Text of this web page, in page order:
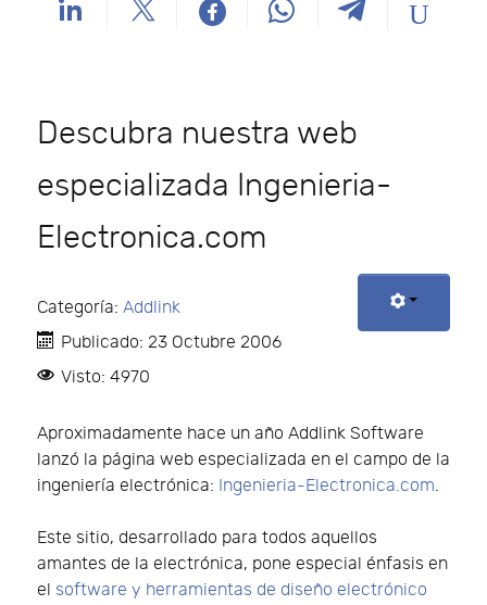
Descubra nuestra web
especializada Ingenieria-
Electronica.com
Categoría: Addlink
Publicado: 23 Octubre 2006
Visto: 4970
Aproximadamente hace un año Addlink Software
lanzó la página web especializada en el campo de la
ingeniería electrónica: Ingenieria-Electronica.com.
Este sitio, desarrollado para todos aquellos
amantes de la electrónica, pone especial énfasis en
el software y herramientas de diseño electrónico